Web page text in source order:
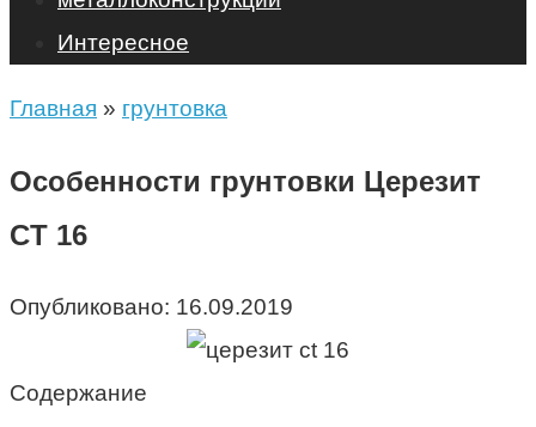
Интересное
Главная » грунтовка
Особенности грунтовки Церезит
CT 16
Опубликовано: 16.09.2019
Содержание